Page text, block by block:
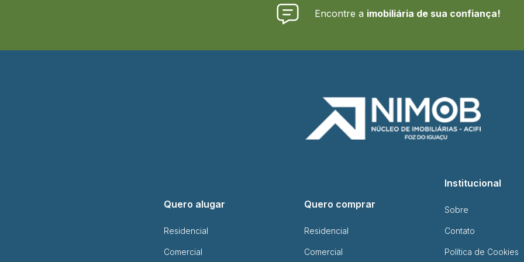
Encontre a imobiliária de sua confiança!
Quero alugar
Residencial
Comercial
Quero comprar
Residencial
Comercial
Institucional
Sobre
Contato
Política de Cookies